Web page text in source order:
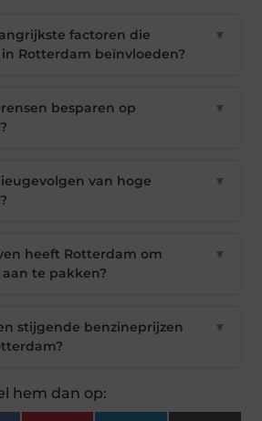
factoren die
Rotterdam beïnvloeden?
▼
besparen op
▼
van hoge
▼
heeft Rotterdam om
te pakken?
▼
stijgende benzineprijzen
▼
hem dan op: